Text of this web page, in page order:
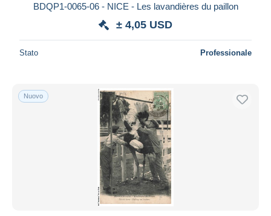
BDQP1-0065-06 - NICE - Les lavandières du paillon
± 4,05 USD
Stato Professionale
Nuovo